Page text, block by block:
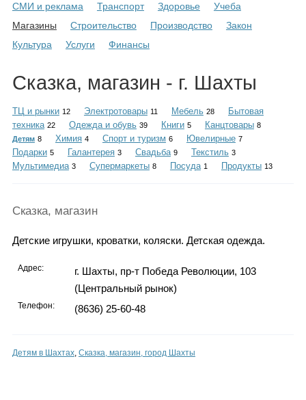
Объявления
Инфо
Карты
Фотогалерея
СМИ и реклама
Транспорт Здоровье
Учеба
Магазины
Строительство Производство
Закон
Культура
Услуги Финансы
Сказка, магазин - г. Шахты
ТЦ и рынки 12 Электротовары 11 Мебель 28
Бытовая
техника 22 Одежда и обувь 39 Книги 5 Канцтовары 8
Детям 8 Химия 4 Спорт и туризм 6 Ювелирные 7
Подарки 5 Галантерея 3 Свадьба 9 Текстиль 3
Мультимедиа 3 Супермаркеты 8 Посуда 1 Продукты 13
Сказка, магазин
Детские игрушки, кроватки, коляски. Детская одежда.
Адрес:
г. Шахты, пр-т Победа Революции, 103
(Центральный рынок)
Телефон: (8636) 25-60-48
Детям в Шахтах, Сказка, магазин, город Шахты